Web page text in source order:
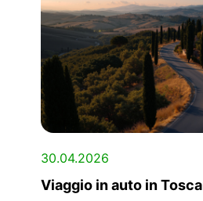
30.04.2026
Viaggio in auto in